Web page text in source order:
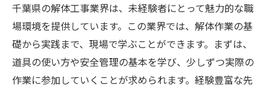
千葉県の解体工事業界は、未経験者にとって魅力的な職
場環境を提供しています。この業界では、解体作業の基
礎から実践まで、現場で学ぶことができます。まずは、
道具の使い方や安全管理の基本を学び、少しずつ実際の
作業に参加していくことが求められます。経験豊富な先